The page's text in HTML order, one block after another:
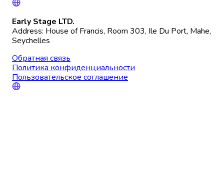
Early Stage LTD.
Address: House of Francis, Room 303, Ile Du Port, Mahe,
Seychelles
Обратная связь
Политика конфиденциальности
Пользовательское соглашение